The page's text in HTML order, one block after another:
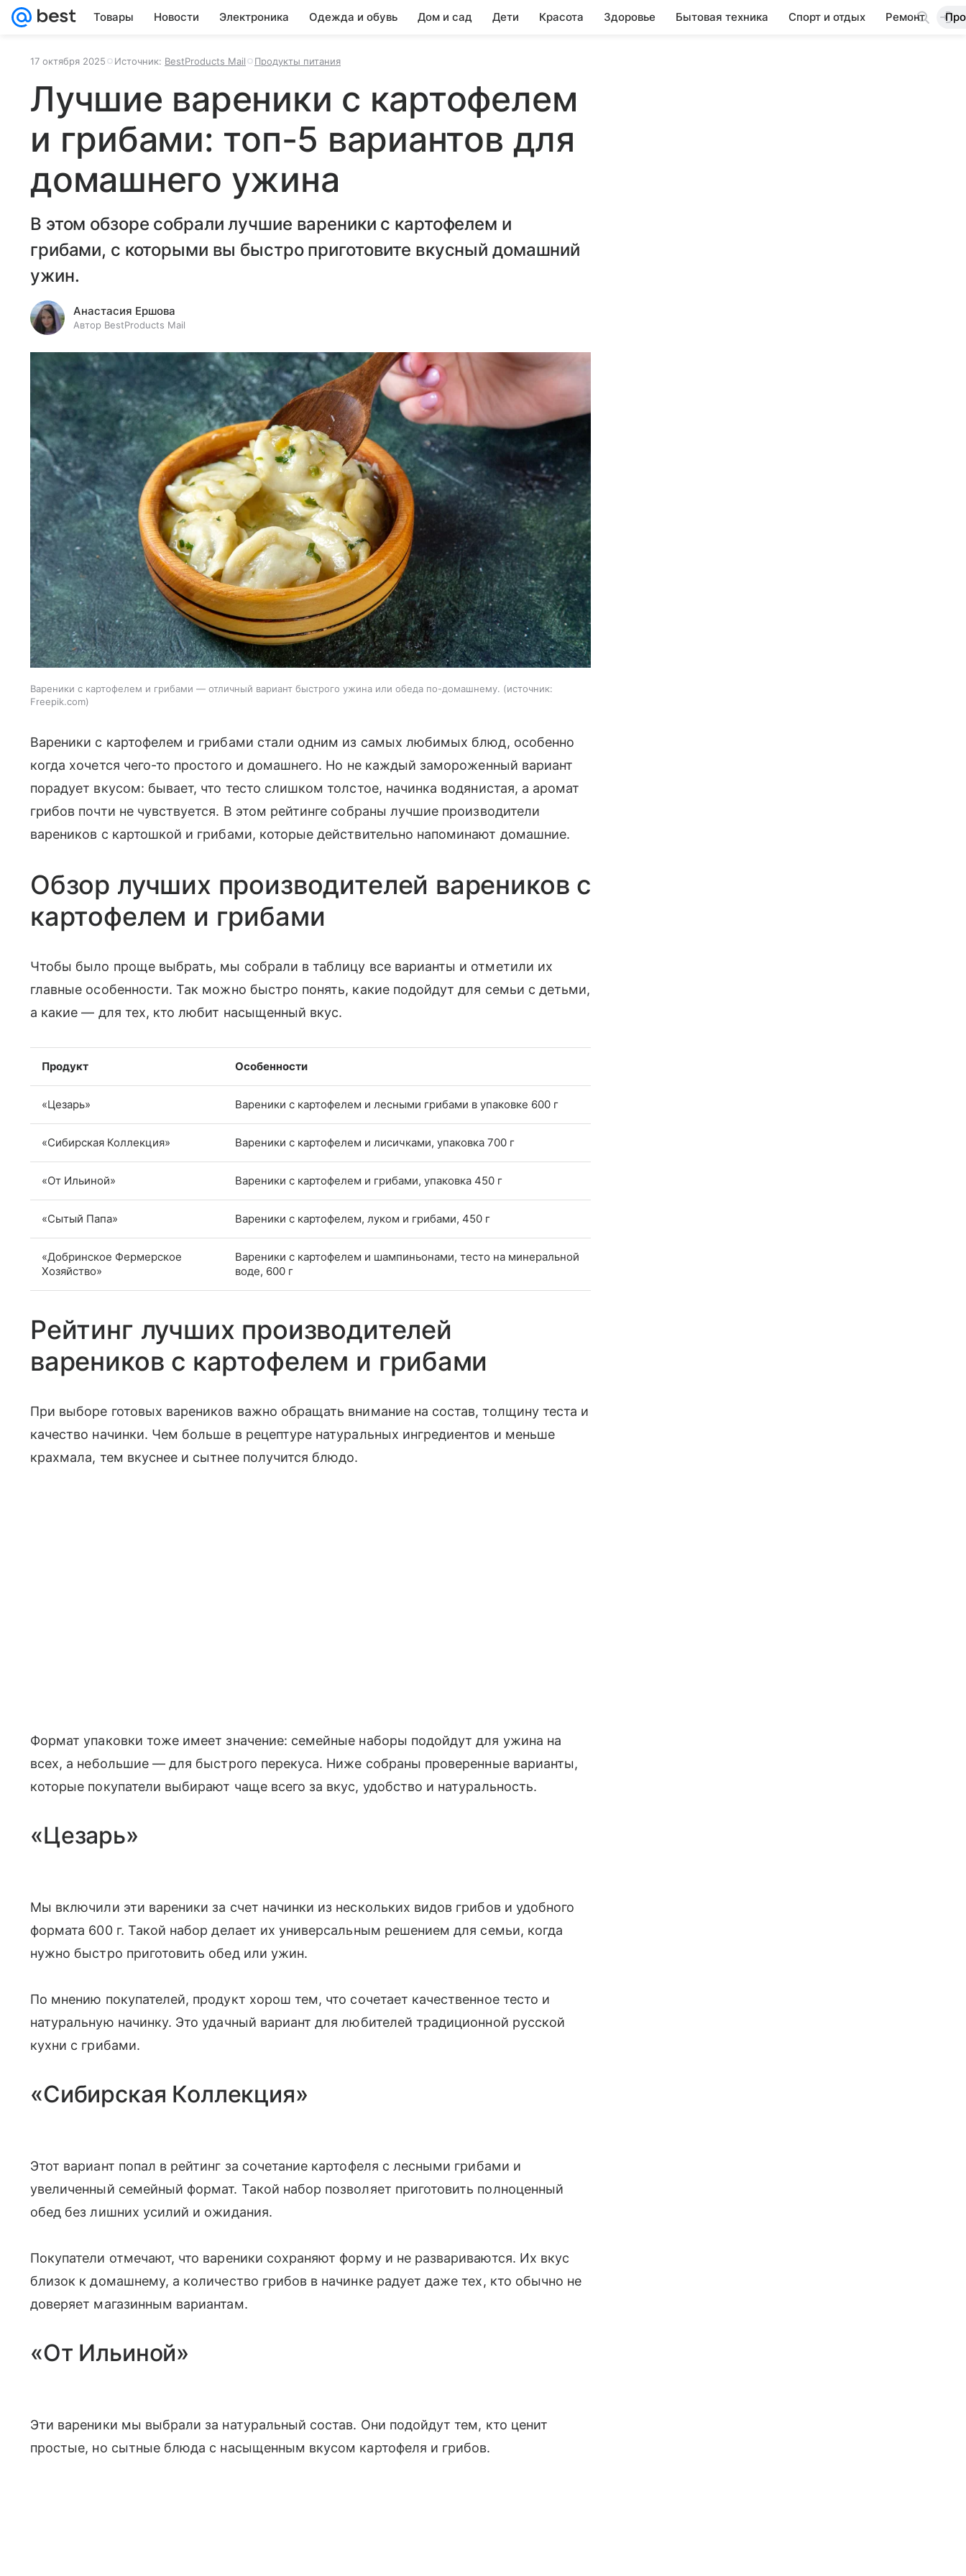
Товары Новости Электроника Одежда и обувь Дом и сад Дети Красота Здоровье Бытовая техника Спорт и отдых Ремонт
17 октября 2025 Источник: BestProducts Mail Продукты питания
Лучшие вареники с картофелем
и грибами: топ-5 вариантов для
домашнего ужина
В этом обзоре собрали лучшие вареники с картофелем и
грибами, с которыми вы быстро приготовите вкусный домашний
ужин.
Анастасия Ершова
Автор BestProducts Mail
Вареники с картофелем и грибами — отличный вариант быстрого ужина или обеда по-домашнему.
источник:
Freepik.com
Вареники с картофелем и грибами стали одним из самых любимых блюд, особенно
когда хочется чего-то простого и домашнего. Но не каждый замороженный вариант
порадует вкусом: бывает, что тесто слишком толстое, начинка водянистая, а аромат
грибов почти не чувствуется. В этом рейтинге собраны лучшие производители
вареников с картошкой и грибами, которые действительно напоминают домашние.
Обзор лучших производителей вареников с
картофелем и грибами
Чтобы было проще выбрать, мы собрали в таблицу все варианты и отметили их
главные особенности. Так можно быстро понять, какие подойдут для семьи с детьми,
а какие — для тех, кто любит насыщенный вкус.
Продукт Особенности
«Цезарь» Вареники с картофелем и лесными грибами в упаковке 600 г
«Сибирская Коллекция» Вареники с картофелем и лисичками, упаковка 700 г
«От Ильиной» Вареники с картофелем и грибами, упаковка 450 г
«Сытый Папа» Вареники с картофелем, луком и грибами, 450 г
«Добринское Фермерское
Хозяйство»
Вареники с картофелем и шампиньонами, тесто на минеральной
воде, 600 г
Рейтинг лучших производителей
вареников с картофелем и грибами
При выборе готовых вареников важно обращать внимание на состав, толщину теста и
качество начинки. Чем больше в рецептуре натуральных ингредиентов и меньше
крахмала, тем вкуснее и сытнее получится блюдо.
Формат упаковки тоже имеет значение: семейные наборы подойдут для ужина на
всех, а небольшие — для быстрого перекуса. Ниже собраны проверенные варианты,
которые покупатели выбирают чаще всего за вкус, удобство и натуральность.
«Цезарь»
Мы включили эти вареники за счет начинки из нескольких видов грибов и удобного
формата 600 г. Такой набор делает их универсальным решением для семьи, когда
нужно быстро приготовить обед или ужин.
По мнению покупателей, продукт хорош тем, что сочетает качественное тесто и
натуральную начинку. Это удачный вариант для любителей традиционной русской
кухни с грибами.
«Сибирская Коллекция»
Этот вариант попал в рейтинг за сочетание картофеля с лесными грибами и
увеличенный семейный формат. Такой набор позволяет приготовить полноценный
обед без лишних усилий и ожидания.
Покупатели отмечают, что вареники сохраняют форму и не развариваются. Их вкус
близок к домашнему, а количество грибов в начинке радует даже тех, кто обычно не
доверяет магазинным вариантам.
«От Ильиной»
Эти вареники мы выбрали за натуральный состав. Они подойдут тем, кто ценит
простые, но сытные блюда с насыщенным вкусом картофеля и грибов.